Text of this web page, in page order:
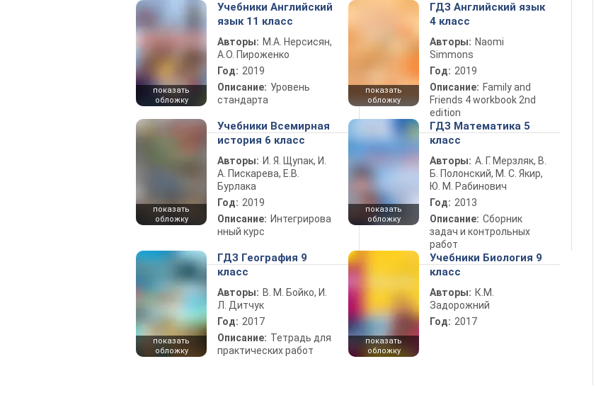
показать
обложку
Учебники Английский
язык 11 класс
Авторы: М.А. Нерсисян,
А.О. Пироженко
Год: 2019
Описание: Уровень
стандарта
показать
обложку
ГДЗ Английский язык
4 класс
Авторы: Naomi
Simmons
Год: 2019
Описание: Family and
Friends 4 workbook 2nd
edition
показать
обложку
Учебники Всемирная
история 6 класс
Авторы: И. Я. Щупак, И.
А. Пискарева, Е.В.
Бурлака
Год: 2019
Описание: Интегрирова
нный курс
показать
обложку
ГДЗ Математика 5
класс
Авторы: А. Г. Мерзляк, В.
Б. Полонский, М. С. Якир,
Ю. М. Рабинович
Год: 2013
Описание: Сборник
задач и контрольных
работ
показать
обложку
ГДЗ География 9
класс
Авторы: В. М. Бойко, И.
Л. Дитчук
Год: 2017
Описание: Тетрадь для
практических работ
показать
обложку
Учебники Биология 9
класс
Авторы: К.М.
Задорожний
Год: 2017